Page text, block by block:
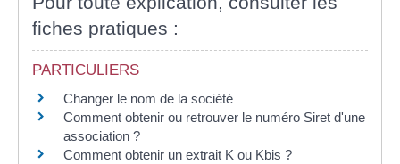
fiches pratiques :
PARTICULIERS
Changer le nom de la société
Comment obtenir ou retrouver le numéro Siret d'une
association ?
Comment obtenir un extrait K ou Kbis ?